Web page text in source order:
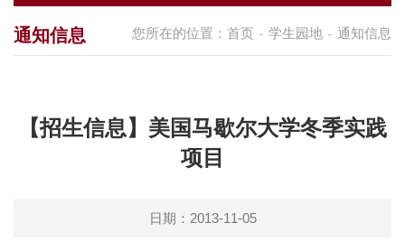
您所在的位置： 首页 - 学生园地 - 通知信息
通知信息
【招生信息】美国马歇尔大学冬季实践
项目
日期：2013-11-05